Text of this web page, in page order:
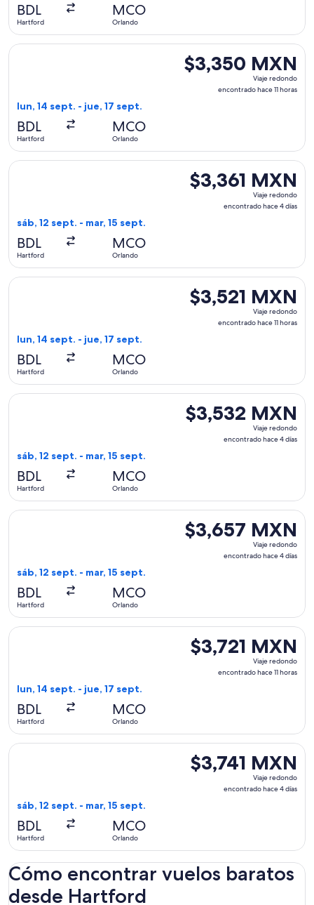
BDL
Hartford
MCO
Orlando
$3,350 MXN
Viaje
redondo,
$3,350 MXN
Viaje redondo
encontrado hace 11 horas
lun, 14 sept. - jue, 17 sept.
BDL
Hartford
MCO
Orlando
Seleccionar vuelo de Breeze Airways, con salida el lun, 14
$3,361 MXN
Viaje
redondo,
$3,361 MXN
Viaje redondo
encontrado hace 4 días
sáb, 12 sept. - mar, 15 sept.
BDL
Hartford
MCO
Orlando
Seleccionar vuelo de JetBlue Airways, con salida el sáb,
$3,521 MXN
Viaje
redondo,
$3,521 MXN
Viaje redondo
encontrado hace 11 horas
lun, 14 sept. - jue, 17 sept.
BDL
Hartford
MCO
Orlando
Seleccionar vuelo de Breeze Airways, con salida el lun, 14
$3,532 MXN
Viaje
redondo,
$3,532 MXN
Viaje redondo
encontrado hace 4 días
sáb, 12 sept. - mar, 15 sept.
BDL
Hartford
MCO
Orlando
Seleccionar vuelo de Delta, con salida el sáb, 12 sept.
$3,657 MXN
Viaje
redondo,
$3,657 MXN
Viaje redondo
encontrado hace 4 días
sáb, 12 sept. - mar, 15 sept.
BDL
Hartford
MCO
Orlando
Seleccionar vuelo de JetBlue Airways, con salida el sáb,
$3,721 MXN
Viaje
redondo,
$3,721 MXN
Viaje redondo
encontrado hace 11 horas
lun, 14 sept. - jue, 17 sept.
BDL
Hartford
MCO
Orlando
Seleccionar vuelo de Breeze Airways, con salida el lun, 14
$3,741 MXN
Viaje
redondo,
$3,741 MXN
Viaje redondo
encontrado hace 4 días
sáb, 12 sept. - mar, 15 sept.
BDL
Hartford
MCO
Orlando
Seleccionar vuelo de American Airlines, con salida el sáb,
Cómo encontrar vuelos baratos
desde Hartford